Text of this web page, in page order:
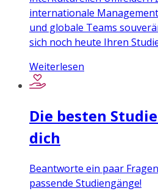
internationale
und globale Teams
sich noch heute Ihren
Weiterlesen
Die besten
dich
Beantworte ein paar
passende Studiengänge!